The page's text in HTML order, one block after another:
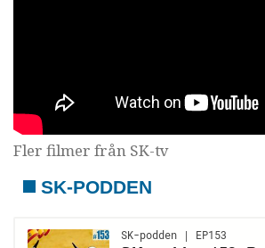
Fler filmer från SK-tv
SK-PODDEN